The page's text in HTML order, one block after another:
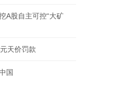
A股自主可控“大矿
天价罚款
国